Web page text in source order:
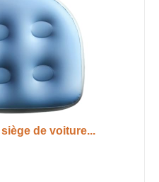
de voiture...